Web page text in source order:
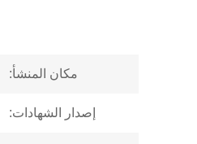
مكان المنشأ:
إصدار الشهادات: